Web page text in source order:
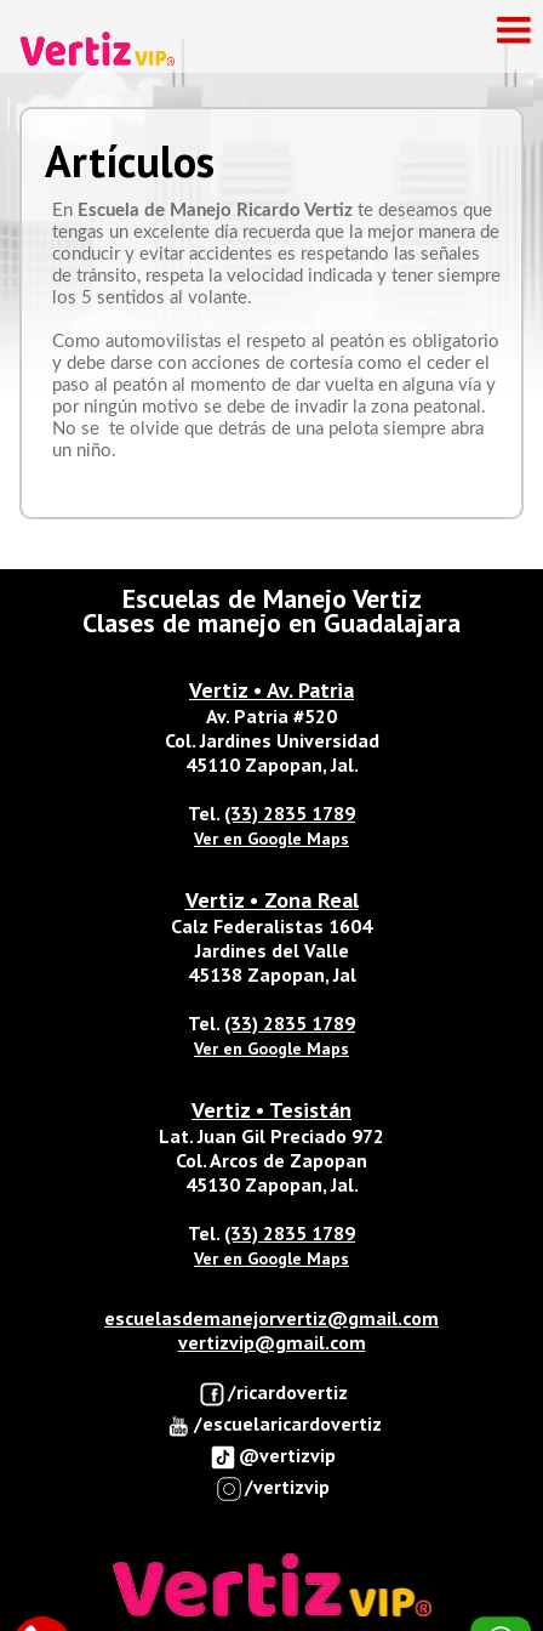
Artículos
En Escuela de Manejo Ricardo Vertiz te deseamos que
tengas un excelente día recuerda que la mejor manera de
conducir y evitar accidentes es respetando las señales
de tránsito, respeta la velocidad indicada y tener siempre
los 5 sentidos al volante.
Como automovilistas el respeto al peatón es obligatorio
y debe darse con acciones de cortesía como el ceder el
paso al peatón al momento de dar vuelta en alguna vía y
por ningún motivo se debe de invadir la zona peatonal.
No se te olvide que detrás de una pelota siempre abra
un niño.
Escuelas de Manejo Vertiz
Clases de manejo en Guadalajara
Vertiz • Av. Patria
Av. Patria #520
Col. Jardines Universidad
45110 Zapopan, Jal.
Tel. (33) 2835 1789
Ver en Google Maps
Vertiz • Zona Real
Calz Federalistas 1604
Jardines del Valle
45138 Zapopan, Jal
Tel. (33) 2835 1789
Ver en Google Maps
Vertiz • Tesistán
Lat. Juan Gil Preciado 972
Col. Arcos de Zapopan
45130 Zapopan, Jal.
Tel. (33) 2835 1789
Ver en Google Maps
escuelasdemanejorvertiz@gmail.com
vertizvip@gmail.com
/ricardovertiz
/escuelaricardovertiz
@vertizvip
/vertizvip